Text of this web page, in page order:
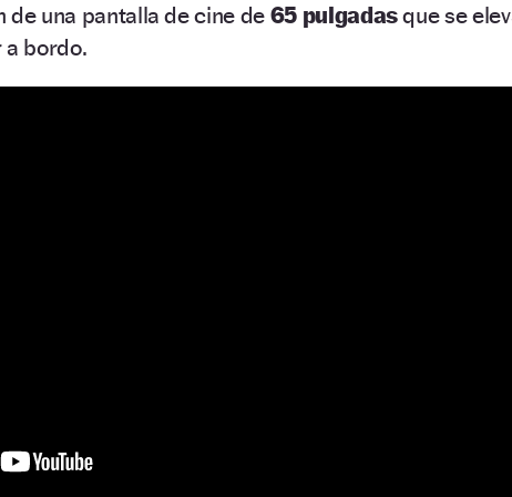
de una pantalla de cine de 65 pulgadasque se
a bordo.